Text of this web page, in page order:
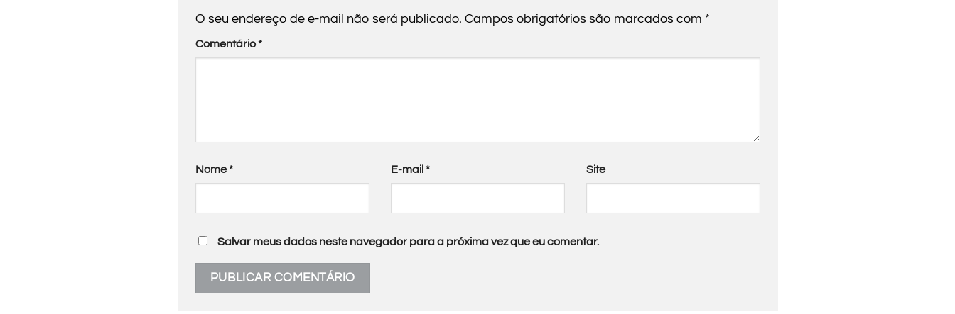
O seu endereço de e-mail não será publicado. Campos obrigatórios são marcados com *
Comentário*
Nome* E-mail * Site
Salvar meus dados neste navegador para a próxima vez que eu comentar.